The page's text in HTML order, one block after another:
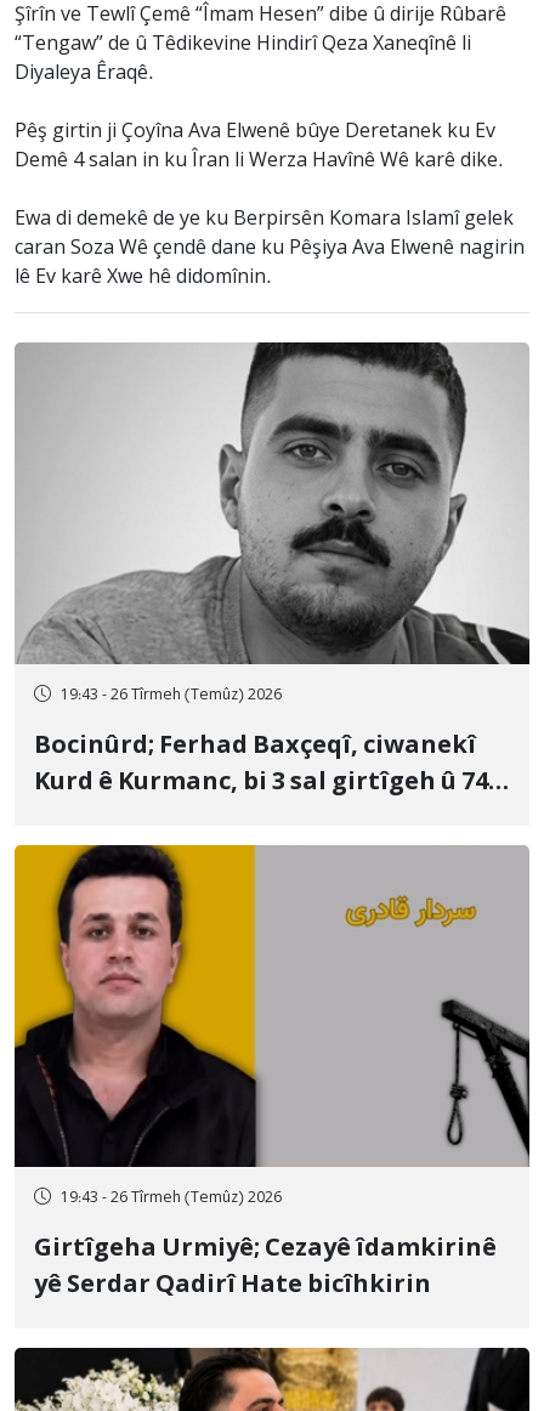
Şîrîn ve Tewlî Çemê “Îmam Hesen” dibe û dirije Rûbarê
“Tengaw” de û Têdikevine Hindirî Qeza Xaneqînê li
Diyaleya Êraqê.
Pêş girtin ji Çoyîna Ava Elwenê bûye Deretanek ku Ev
Demê 4 salan in ku Îran li Werza Havînê Wê karê dike.
Ewa di demekê de ye ku Berpirsên Komara Islamî gelek
caran Soza Wê çendê dane ku Pêşiya Ava Elwenê nagirin
lê Ev karê Xwe hê didomînin.
19:43 - 26 Tîrmeh (Temûz) 2026
Bocinûrd; Ferhad Baxçeqî, ciwanekî
Kurd ê Kurmanc, bi 3 sal girtîgeh û 74
19:43 - 26 Tîrmeh (Temûz) 2026
Girtîgeha Urmiyê; Cezayê îdamkirinê
yê Serdar Qadirî Hate bicîhkirin